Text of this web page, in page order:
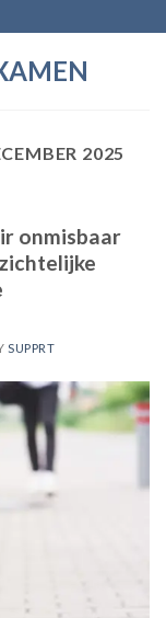
2025
onmisbaar
SUPPRT